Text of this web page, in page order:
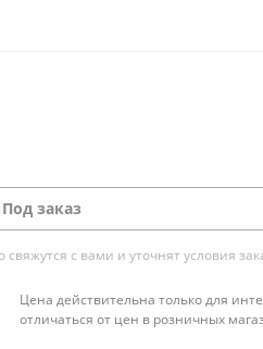
Под заказ
с вами и уточнят условия
Цена действительна только для
отличаться от цен в розничных